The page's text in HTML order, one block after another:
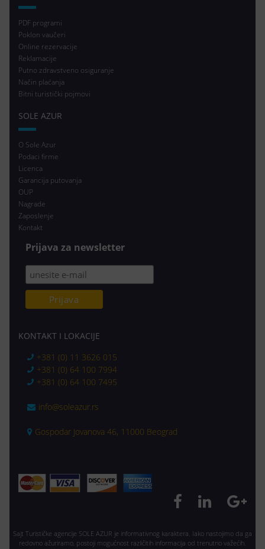
PDF programi
Poklon vaučeri
Online rezervacije
Reklamacije
Putno zdravstveno osiguranje
Način plaćanja
Bitni turistički pojmovi
SOLE AZUR
O Sole Azur
Podaci firme
Licenca
Garancija putovanja
OUP
Nagrade
Zaposlenje
Kontakt
Prijava za newsletter
KONTAKT I LOKACIJE
+381 (0) 11 3626 015
+381 (0) 64 100 7994
+381 (0) 64 100 7495
info@soleazur.rs
Gospodar Jovanova 46, 11000 Beograd
Sajt Turističke agencije SOLE AZUR je informativnog karaktera. Iako nastojimo da ga
redovno ažuriramo, postoji mogućnost različitih informacija od trenutno važećih.